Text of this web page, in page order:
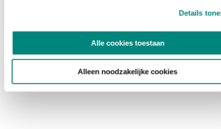
Details
Alle cookies toestaan
Alleen noodzakelijke cookies